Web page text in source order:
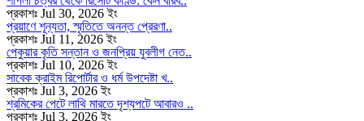
প্রকাশঃ Jul 30, 2026 ইং
প্রয়াণে শূন্যতা, স্মৃতিতে অনন্ত প্রেরণা..
প্রকাশঃ Jul 11, 2026 ইং
পেকুয়ার কৃতি সন্তান ও জনপ্রিয় যুবলীগ নেত..
প্রকাশঃ Jul 10, 2026 ইং
সাবেক ক্রাইম রিপোর্টার ও ধর্ম উপদেষ্টা খ..
প্রকাশঃ Jul 3, 2026 ইং
শ্রমিকের পেটে লাথি মারতে দৃশ্যপটে আবারও ..
প্রকাশঃ Jul 3, 2026 ইং